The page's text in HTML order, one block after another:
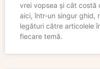
vrei vopsea și cât costă
aici, într-un singur ghid,
legături către articolele
fiecare temă.